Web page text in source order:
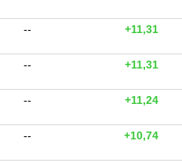
-- +11,31
-- +11,31
-- +11,24
-- +10,74